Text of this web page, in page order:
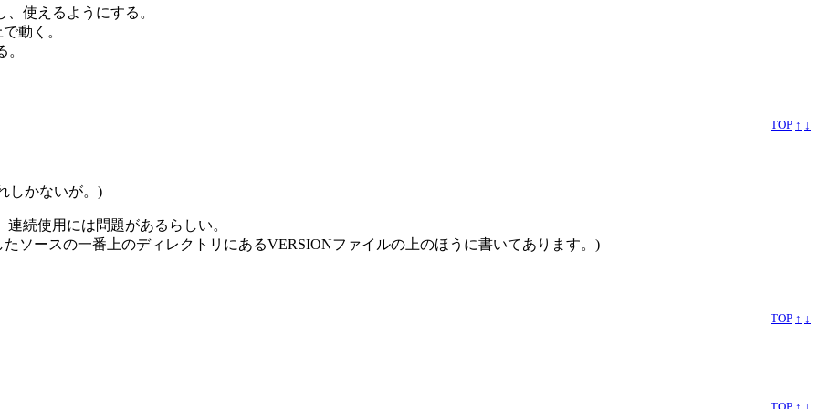
使えるようにする。
動く。
TOP ↑ ↓
しかないが。)
続使用には問題があるらしい。
たソースの一番上のディレクトリにあるVERSIONファイルの上のほうに書いてあります。)
TOP ↑ ↓